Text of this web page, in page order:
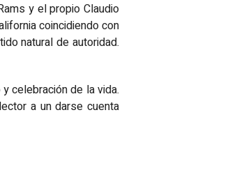
y el propio Claudio
coincidiendo con
natural de autoridad.
celebración de la vida.
a un darse cuenta